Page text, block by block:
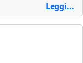
Leggi...